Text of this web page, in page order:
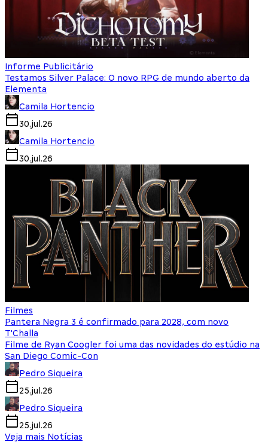
Informe Publicitário
Testamos Silver Palace: O novo RPG de mundo aberto da
Elementa
Camila Hortencio
30.jul.26
Camila Hortencio
30.jul.26
Filmes
Pantera Negra 3 é confirmado para 2028, com novo
T'Challa
Filme de Ryan Coogler foi uma das novidades do estúdio na
San Diego Comic-Con
Pedro Siqueira
25.jul.26
Pedro Siqueira
25.jul.26
Veja mais Notícias